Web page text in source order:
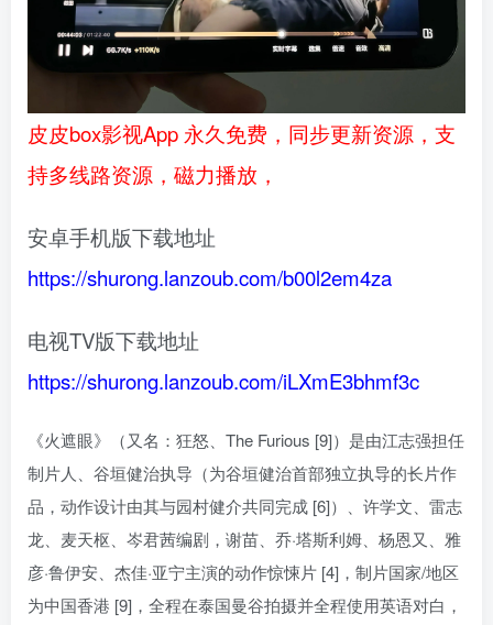
皮皮box影视App 永久免费，同步更新资源，支
持多线路资源，磁力播放，
安卓手机版下载地址
https://shurong.lanzoub.com/b00l2em4za
电视TV版下载地址
https://shurong.lanzoub.com/iLXmE3bhmf3c
《火遮眼》（又名：狂怒、The Furious [9]）是由江志强担任
制片人、谷垣健治执导（为谷垣健治首部独立执导的长片作
品，动作设计由其与园村健介共同完成 [6]）、许学文、雷志
龙、麦天枢、岑君茜编剧，谢苗、乔·塔斯利姆、杨恩又、雅
彦·鲁伊安、杰佳·亚宁主演的动作惊悚片 [4]，制片国家/地区
为中国香港 [9]，全程在泰国曼谷拍摄并全程使用英语对白，